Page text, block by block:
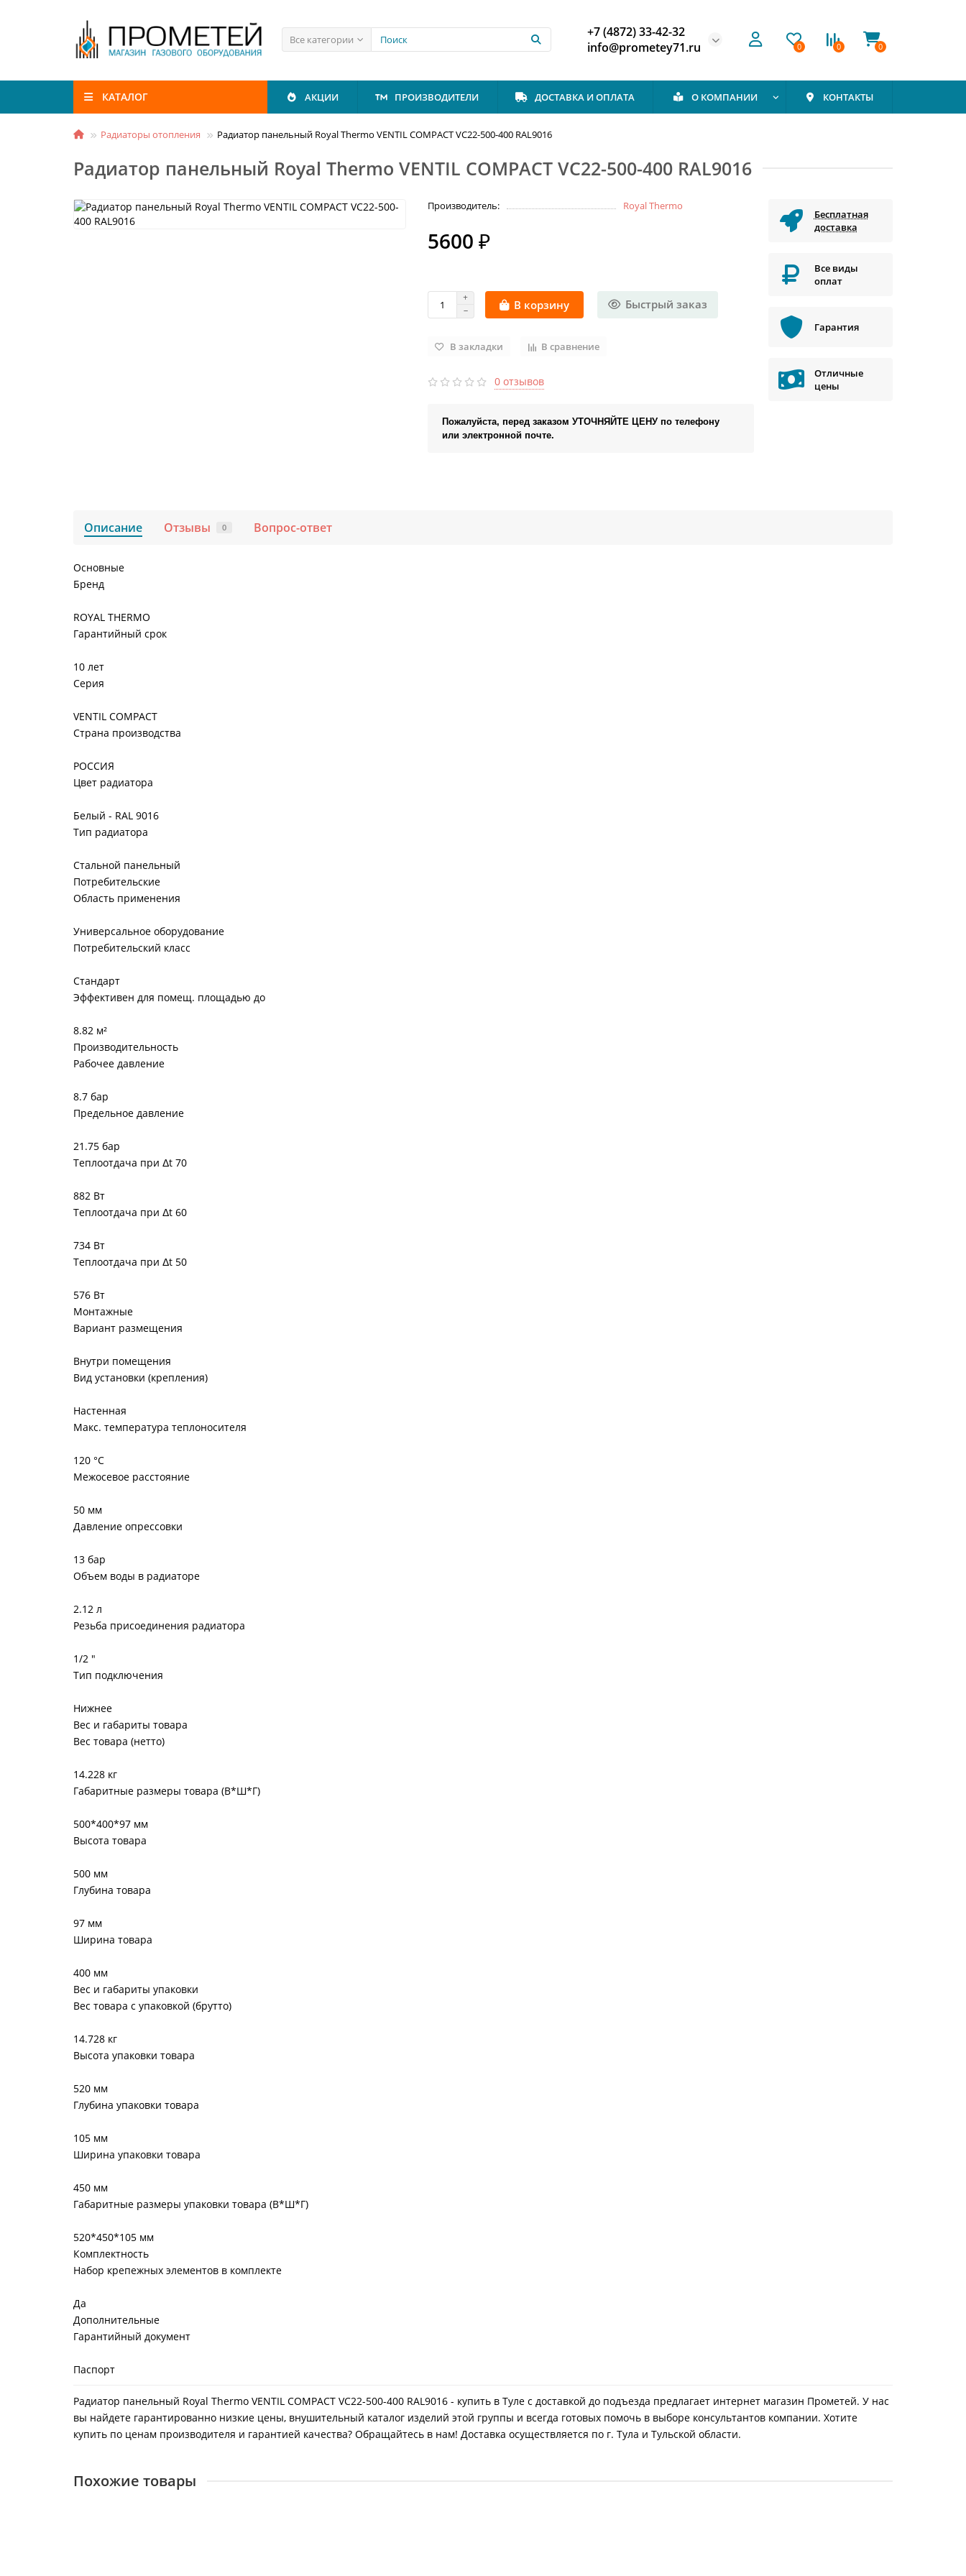
Все категории
+7 (4872) 33-42-32
info@prometey71.ru
0 0 0
КАТАЛОГ АКЦИИ ПРОИЗВОДИТЕЛИ ДОСТАВКА И ОПЛАТА О КОМПАНИИ КОНТАКТЫ
Радиаторы отопления Радиатор панельный Royal Thermo VENTIL COMPACT VC22-500-400 RAL9016
Радиатор панельный Royal Thermo VENTIL COMPACT VC22-500-400 RAL9016
Производитель: Royal Thermo
5600 ₽
В корзину Быстрый заказ
В закладки В сравнение
0 отзывов
Пожалуйста, перед заказом УТОЧНЯЙТЕ ЦЕНУ по телефону
или электронной почте.
Бесплатная
доставка
Все виды
оплат
Гарантия
Отличные
цены
Описание Отзывы 0 Вопрос-ответ
Основные
Бренд
ROYAL THERMO
Гарантийный срок
10 лет
Серия
VENTIL COMPACT
Страна производства
РОССИЯ
Цвет радиатора
Белый - RAL 9016
Тип радиатора
Стальной панельный
Потребительские
Область применения
Универсальное оборудование
Потребительский класс
Стандарт
Эффективен для помещ. площадью до
8.82 м²
Производительность
Рабочее давление
8.7 бар
Предельное давление
21.75 бар
Теплоотдача при Δt 70
882 Вт
Теплоотдача при Δt 60
734 Вт
Теплоотдача при Δt 50
576 Вт
Монтажные
Вариант размещения
Внутри помещения
Вид установки (крепления)
Настенная
Макс. температура теплоносителя
120 °С
Межосевое расстояние
50 мм
Давление опрессовки
13 бар
Объем воды в радиаторе
2.12 л
Резьба присоединения радиатора
1/2 "
Тип подключения
Нижнее
Вес и габариты товара
Вес товара (нетто)
14.228 кг
Габаритные размеры товара (В*Ш*Г)
500*400*97 мм
Высота товара
500 мм
Глубина товара
97 мм
Ширина товара
400 мм
Вес и габариты упаковки
Вес товара с упаковкой (брутто)
14.728 кг
Высота упаковки товара
520 мм
Глубина упаковки товара
105 мм
Ширина упаковки товара
450 мм
Габаритные размеры упаковки товара (В*Ш*Г)
520*450*105 мм
Комплектность
Набор крепежных элементов в комплекте
Да
Дополнительные
Гарантийный документ
Паспорт
Радиатор панельный Royal Thermo VENTIL COMPACT VC22-500-400 RAL9016 - купить в Туле с доставкой до подъезда предлагает интернет магазин Прометей. У нас
вы найдете гарантированно низкие цены, внушительный каталог изделий этой группы и всегда готовых помочь в выборе консультантов компании. Хотите
купить по ценам производителя и гарантией качества? Обращайтесь в нам! Доставка осуществляется по г. Тула и Тульской области.
Похожие товары